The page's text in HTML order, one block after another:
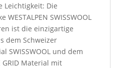
Leichtigkeit: Die
WESTALPEN SWISSWOOL
ist die einzigartige
dem Schweizer
SWISSWOOL und dem
GRID Material mit